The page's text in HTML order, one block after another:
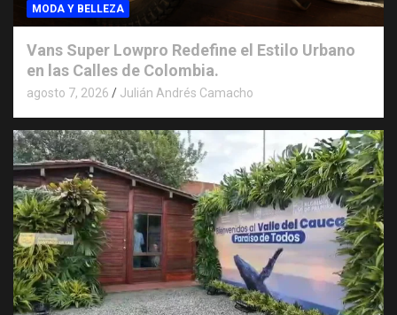
MODA Y BELLEZA
Vans Super Lowpro Redefine el Estilo Urbano
en las Calles de Colombia.
agosto 7, 2026 Julián Andrés Camacho